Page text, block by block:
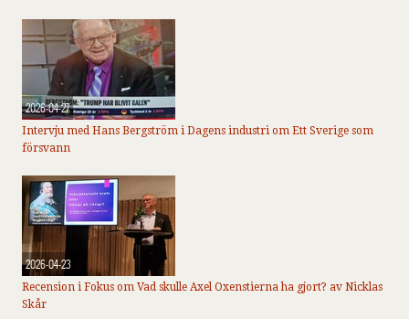
2026-04-27
Intervju med Hans Bergström i Dagens industri om Ett Sverige som
försvann
2026-04-23
Recension i Fokus om Vad skulle Axel Oxenstierna ha gjort? av Nicklas
Skår